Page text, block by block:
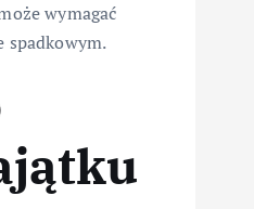
wymagać
spadkowym.